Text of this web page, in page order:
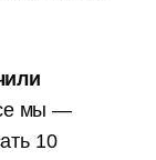
мы —
10